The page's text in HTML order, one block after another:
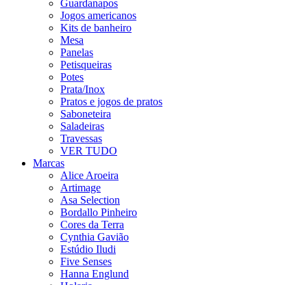
Guardanapos
Jogos americanos
Kits de banheiro
Mesa
Panelas
Petisqueiras
Potes
Prata/Inox
Pratos e jogos de pratos
Saboneteira
Saladeiras
Travessas
VER TUDO
Marcas
Alice Aroeira
Artimage
Asa Selection
Bordallo Pinheiro
Cores da Terra
Cynthia Gavião
Estúdio Iludi
Five Senses
Hanna Englund